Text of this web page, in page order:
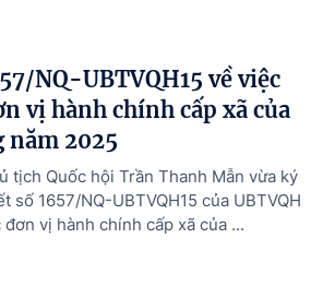
NQ-UBTVQH15 về việc
vị hành chính cấp xã của
năm 2025
tịch Quốc hội Trần Thanh Mẫn vừa ký
số 1657/NQ-UBTVQH15 của UBTVQH
vị hành chính cấp xã của ...